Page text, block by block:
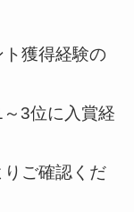
ト獲得経験の
3位に入賞経
ご確認くだ